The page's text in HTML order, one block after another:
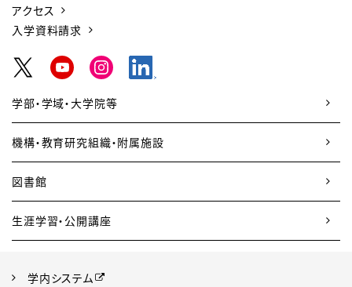
アクセス
入学資料請求
学部・学域・大学院等
機構・教育研究組織・附属施設
図書館
生涯学習・公開講座
学内システム